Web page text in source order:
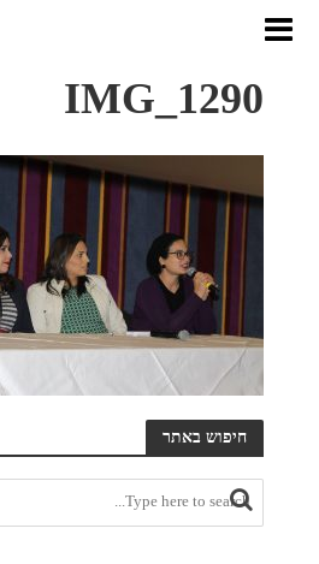
IMG_1290
חיפוש באתר